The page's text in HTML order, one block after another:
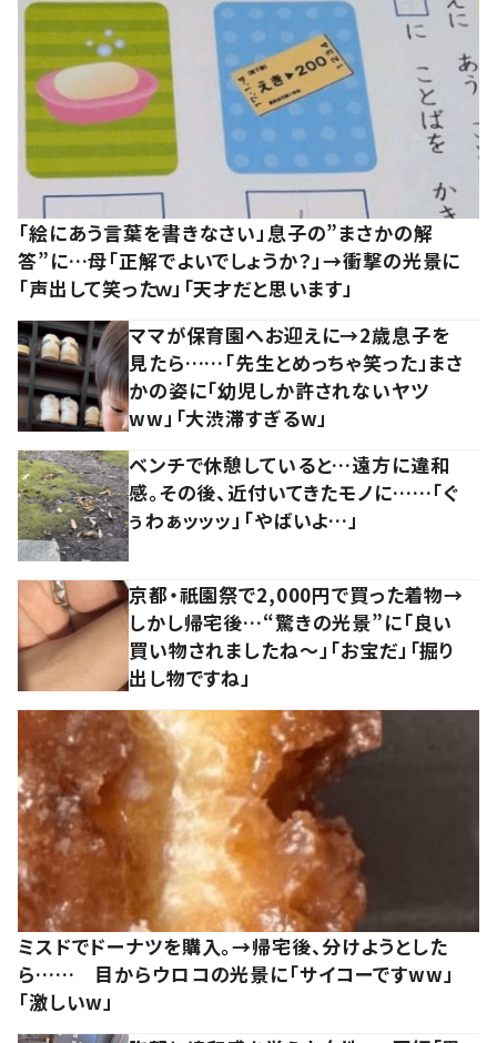
「絵にあう言葉を書きなさい」息子の”まさかの解
答”に…母「正解でよいでしょうか？」→衝撃の光景に
「声出して笑ったｗ」「天才だと思います」
ママが保育園へお迎えに→2歳息子を
見たら……「先生とめっちゃ笑った」まさ
かの姿に「幼児しか許されないヤツ
ww」「大渋滞すぎるw」
ベンチで休憩していると…遠方に違和
感。その後、近付いてきたモノに……「ぐ
ぅわぁッッッ」「やばいよ…」
京都・祇園祭で2,000円で買った着物→
しかし帰宅後…“驚きの光景”に「良い
買い物されましたね～」「お宝だ」「掘り
出し物ですね」
ミスドでドーナツを購入。→帰宅後、分けようとした
ら…… 目からウロコの光景に「サイコーですww」
「激しいw」